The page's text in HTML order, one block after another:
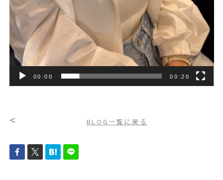
00:00 00:20
< BLOG一覧に戻る